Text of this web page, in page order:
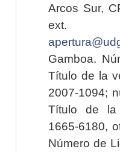
Arcos Sur,
ext.
Gamboa.
Título de la
2007-1094;
Título de la
1665-6180,
Número de